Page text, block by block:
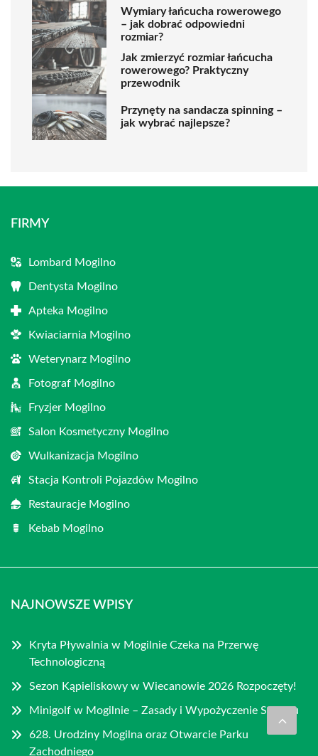
Wymiary łańcucha rowerowego
– jak dobrać odpowiedni
rozmiar?
Jak zmierzyć rozmiar łańcucha
rowerowego? Praktyczny
przewodnik
Przynęty na sandacza spinning –
jak wybrać najlepsze?
FIRMY
Lombard Mogilno
Dentysta Mogilno
Apteka Mogilno
Kwiaciarnia Mogilno
Weterynarz Mogilno
Fotograf Mogilno
Fryzjer Mogilno
Salon Kosmetyczny Mogilno
Wulkanizacja Mogilno
Stacja Kontroli Pojazdów Mogilno
Restauracje Mogilno
Kebab Mogilno
NAJNOWSZE WPISY
Kryta Pływalnia w Mogilnie Czeka na Przerwę
Technologiczną
Sezon Kąpieliskowy w Wiecanowie 2026 Rozpoczęty!
Minigolf w Mogilnie – Zasady i Wypożyczenie Sprzętu
628. Urodziny Mogilna oraz Otwarcie Parku
Zachodniego